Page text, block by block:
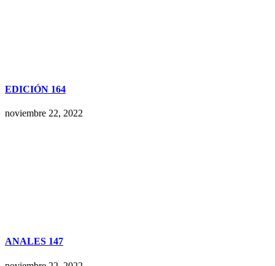
EDICIÓN 164
noviembre 22, 2022
ANALES 147